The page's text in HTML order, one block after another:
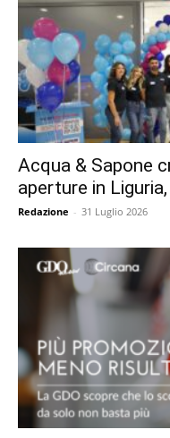
Acqua & Sapone
aperture in
Redazione - 31 Luglio 2026